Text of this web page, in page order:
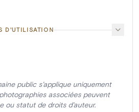
D'UTILISATION
public s'applique uniquement
associées peuvent
ou statut de droits d'auteur.